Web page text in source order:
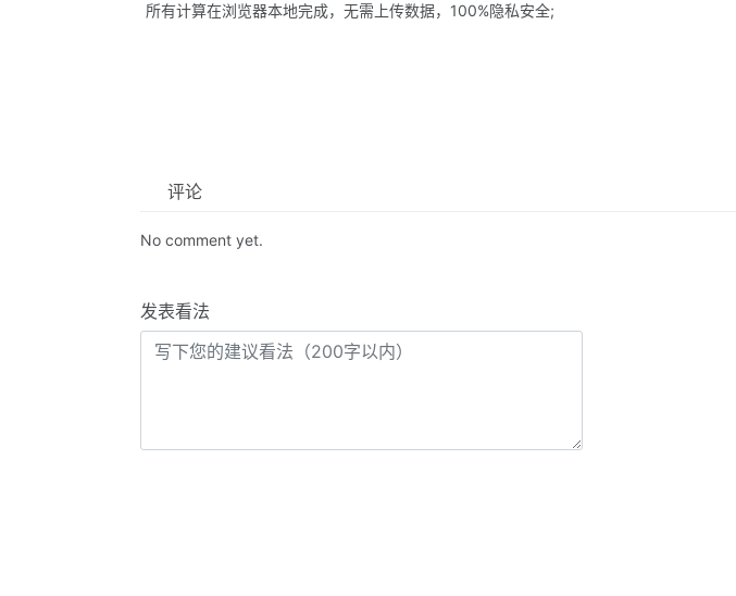
所有计算在浏览器本地完成，无需上传数据，100%隐私安全;
评论
No comment yet.
发表看法